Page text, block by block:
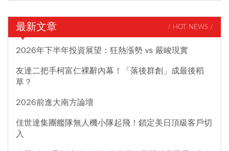
最新文章 / HOT NEWS /
2026年下半年投資展望：狂熱漲勢 vs 嚴峻現實
友達二把手柯富仁裸辭內幕！「落後群創」成最後稻
草？
2026前進大南方論壇
佳世達集團艦隊無人機小隊起飛！鎖定美日頂級客戶切
入